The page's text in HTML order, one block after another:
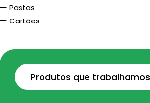
Pastas
Cartões
Produtos que trabalhamos